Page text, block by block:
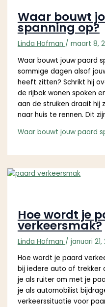
Waar bouwt
spanning op?
Linda Hofman / maart 8,
Waar bouwt jouw paard
sommige dagen alsof
heeft zitten? Schrikt hij
de rijbak wonen spoken
aan de struiken draait hij
naar huis te rennen. Dit
Waar bouwt jouw paard
Hoe wordt je
verkeersmak?
Linda Hofman / januari 21,
Hoe wordt je paard
bij iedere auto of trekker
je als ruiter om met je
je als automobilist
verkeerssituatie voor